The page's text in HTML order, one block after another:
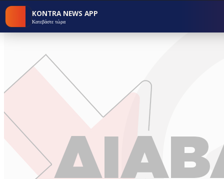
KONTRA NEWS APP
Κατεβάστε τώρα